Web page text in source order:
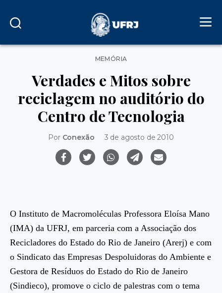
Categorias
MEMÓRIA
Verdades e Mitos sobre
reciclagem no auditório do
Centro de Tecnologia
Por Conexão 3 de agosto de 2010
O Instituto de Macromoléculas Professora Eloísa Mano
(IMA) da UFRJ, em parceria com a Associação dos
Recicladores do Estado do Rio de Janeiro (Arerj) e com
o Sindicato das Empresas Despoluidoras do Ambiente e
Gestora de Resíduos do Estado do Rio de Janeiro
(Sindieco), promove o ciclo de palestras com o tema